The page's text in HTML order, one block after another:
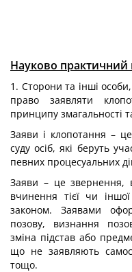
Науково практичний
1. Сторони та інші
право заявляти
принципу змагальності
Заяви і клопотання –
суду осіб, які беруть
певних процесуальних
Заяви – це звернення,
вчинення тієї чи
законом. Заявами
позову, визнання
зміна підстав або
що не заявляють
тощо.